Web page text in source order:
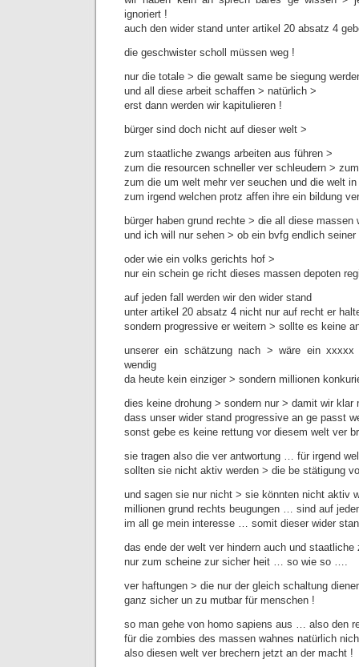
ignoriert !
auch den wider stand unter artikel 20 absatz 4
die geschwister scholl müssen weg !
nur die totale > die gewalt same be siegung
und all diese arbeit schaffen > natürlich >
erst dann werden wir kapitulieren !
bürger sind doch nicht auf dieser welt >
zum staatliche zwangs arbeiten aus führen >
zum die resourcen schneller ver schleudern >
zum die um welt mehr ver seuchen und die welt
zum irgend welchen protz affen ihre ein bildung
bürger haben grund rechte > die all diese
und ich will nur sehen > ob ein bvfg endlich
oder wie ein volks gerichts hof >
nur ein schein ge richt dieses massen depoten
auf jeden fall werden wir den wider stand
unter artikel 20 absatz 4 nicht nur auf recht er
sondern progressive er weitern > sollte es keine
unserer ein schätzung nach > wäre ein xxxxx
wendig
da heute kein einziger > sondern millionen
dies keine drohung > sondern nur > damit wir klar
dass unser wider stand progressive an ge passt
sonst gebe es keine rettung vor diesem welt ver
sie tragen also die ver antwortung … für irgend
sollten sie nicht aktiv werden > die be stätigung
und sagen sie nur nicht > sie könnten nicht aktiv
millionen grund rechts beugungen … sind auf
im all ge mein interesse … somit dieser wider
das ende der welt ver hindern auch und staatliche
nur zum scheine zur sicher heit … so wie so ….
ver haftungen > die nur der gleich schaltung
ganz sicher un zu mutbar für menschen !
so man gehe von homo sapiens aus … also den
für die zombies des massen wahnes natürlich
also diesen welt ver brechern jetzt an der macht !